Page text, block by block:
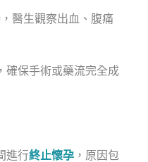
醫生觀察出血、腹痛
確保手術或藥流完全成
進行終止懷孕 ，原因包